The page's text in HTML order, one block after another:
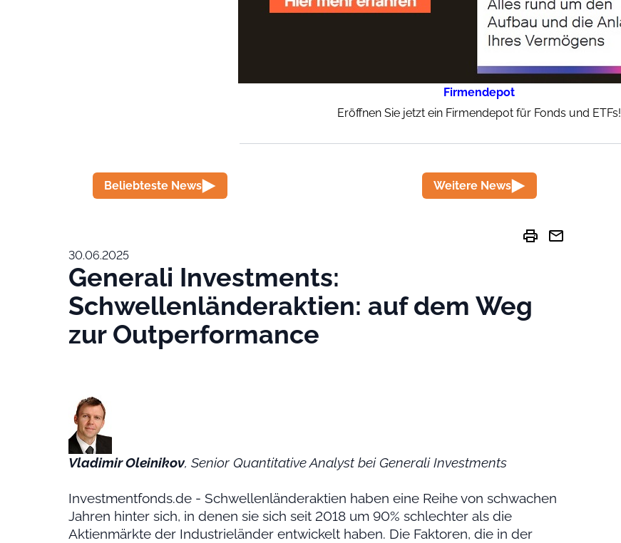
Firmendepot
Eröffnen Sie jetzt ein Firmendepot für Fonds und ETFs!
Beliebteste News Weitere News
print mail
30.06.2025
Generali Investments:
Schwellenländeraktien: auf dem Weg
zur Outperformance
Vladimir Oleinikov, Senior Quantitative Analyst bei Generali Investments
Investmentfonds.de - Schwellenländeraktien haben eine Reihe von schwachen
Jahren hinter sich, in denen sie sich seit 2018 um 90% schlechter als die
Aktienmärkte der Industrieländer entwickelt haben. Die Faktoren, die in der